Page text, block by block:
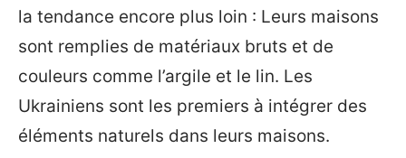
la tendance encore plus loin : Leurs maisons
sont remplies de matériaux bruts et de
couleurs comme l’argile et le lin. Les
Ukrainiens sont les premiers à intégrer des
éléments naturels dans leurs maisons.